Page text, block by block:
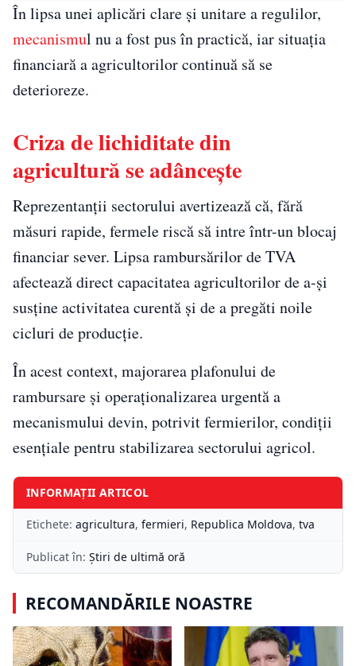
În lipsa unei aplicări clare și unitare a regulilor,
mecanismul nu a fost pus în practică, iar situația
financiară a agricultorilor continuă să se
deterioreze.
Criza de lichiditate din
agricultură se adâncește
Reprezentanții sectorului avertizează că, fără
măsuri rapide, fermele riscă să intre într-un blocaj
financiar sever. Lipsa rambursărilor de TVA
afectează direct capacitatea agricultorilor de a-și
susține activitatea curentă și de a pregăti noile
cicluri de producție.
În acest context, majorarea plafonului de
rambursare și operaționalizarea urgentă a
mecanismului devin, potrivit fermierilor, condiții
esențiale pentru stabilizarea sectorului agricol.
INFORMAȚII ARTICOL
Etichete: agricultura, fermieri, Republica Moldova, tva
Publicat în: Știri de ultimă oră
RECOMANDĂRILE NOASTRE